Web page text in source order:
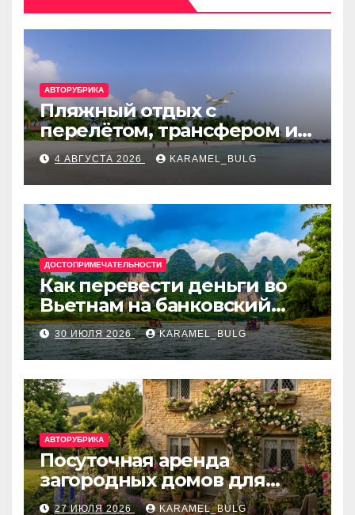
АВТОРУБРИКА
Пляжный отдых с
перелётом, трансфером и
отелем на Мальдивах, в
Турции, Греции, Таиланде
и Европе
4 АВГУСТА 2026 KARAMEL_BULG
ДОСТОПРИМЕЧАТЕЛЬНОСТИ
Как перевести деньги во
Вьетнам на банковский
счёт: VietcomBank, BIDV,
Techcombank и другие
банки
30 ИЮЛЯ 2026 KARAMEL_BULG
АВТОРУБРИКА
Посуточная аренда
загородных домов для
отдыха
27 ИЮЛЯ 2026 KARAMEL_BULG